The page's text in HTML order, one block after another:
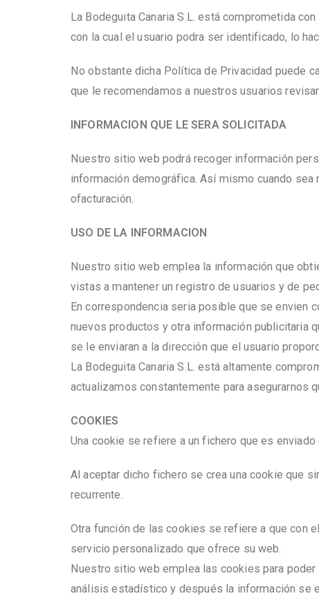
La Bodeguita Canaria S.L. está comprometida
con la cual el usuario podra ser identificado, lo
No obstante dicha Política de Privacidad puede
que le recomendamos a nuestros usuarios
INFORMACION QUE LE SERA SOLICITADA
Nuestro sitio web podrá recoger información
información demográfica. Así mismo cuando
ofacturación.
USO DE LA INFORMACION
Nuestro sitio web emplea la información que
vistas a mantener un registro de usuarios y de
En correspondencia seria posible que se envien
nuevos productos y otra información publicitaria
se le enviaran a la dirección que el usuario
La Bodeguita Canaria S.L. está altamente
actualizamos constantemente para asegurarnos
COOKIES
Una cookie se refiere a un fichero que es
Al aceptar dicho fichero se crea una cookie que
recurrente.
Otra función de las cookies se refiere a que con
servicio personalizado que ofrece su web.
Nuestro sitio web emplea las cookies para
análisis estadístico y después la información se